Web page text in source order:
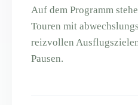
Auf dem Programm
Touren mit
reizvollen
Pausen.